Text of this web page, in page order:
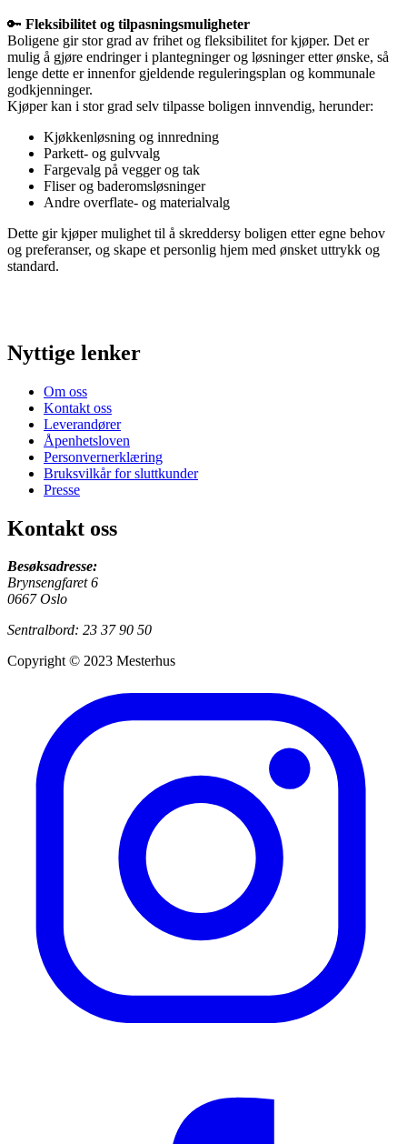
🔑 Fleksibilitet og tilpasningsmuligheter
Boligene gir stor grad av frihet og fleksibilitet for kjøper. Det er
mulig å gjøre endringer i plantegninger og løsninger etter ønske, så
lenge dette er innenfor gjeldende reguleringsplan og kommunale
godkjenninger.
Kjøper kan i stor grad selv tilpasse boligen innvendig, herunder:
Kjøkkenløsning og innredning
Parkett- og gulvvalg
Fargevalg på vegger og tak
Fliser og baderomsløsninger
Andre overflate- og materialvalg
Dette gir kjøper mulighet til å skreddersy boligen etter egne behov
og preferanser, og skape et personlig hjem med ønsket uttrykk og
standard.
Nyttige lenker
Om oss
Kontakt oss
Leverandører
Åpenhetsloven
Personvernerklæring
Bruksvilkår for sluttkunder
Presse
Kontakt oss
Besøksadresse:
Brynsengfaret 6
0667 Oslo
Sentralbord: 23 37 90 50
Copyright © 2023 Mesterhus